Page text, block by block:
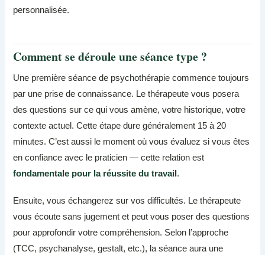
personnalisée.
Comment se déroule une séance type ?
Une première séance de psychothérapie commence toujours
par une prise de connaissance. Le thérapeute vous posera
des questions sur ce qui vous amène, votre historique, votre
contexte actuel. Cette étape dure généralement 15 à 20
minutes. C’est aussi le moment où vous évaluez si vous êtes
en confiance avec le praticien — cette relation est
fondamentale pour la réussite du travail.
Ensuite, vous échangerez sur vos difficultés. Le thérapeute
vous écoute sans jugement et peut vous poser des questions
pour approfondir votre compréhension. Selon l’approche
(TCC, psychanalyse, gestalt, etc.), la séance aura une